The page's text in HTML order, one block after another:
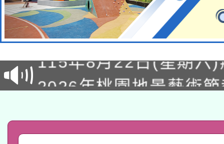
轉知經濟部水利署委託
業技術研究院辦理「
用水績優單位及節水達
桃園市孔廟祈福系列
2026年桃園地景藝術
關事宜
轉知教育部國民及學前